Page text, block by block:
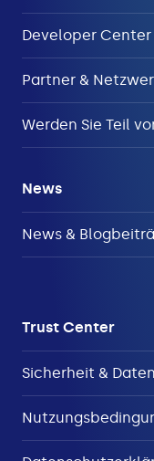
Developer Center
Partner &
Werden Sie Teil
News
News &
Trust Center
Sicherheit &